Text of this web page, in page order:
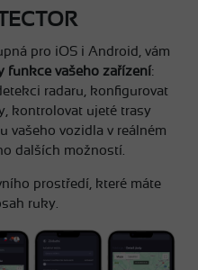
pro iOS i Android, vám
funkce vašeho zařízení:
radaru, konfigurovat
kontrolovat ujeté trasy
vašeho vozidla v reálném
dalších možností.
prostředí, které máte
ruky.